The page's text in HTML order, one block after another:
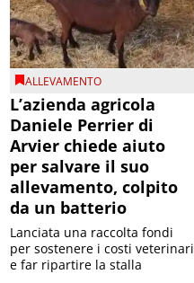
ALLEVAMENTO
L’azienda agricola
Daniele Perrier di
Arvier chiede aiuto
per salvare il suo
allevamento, colpito
da un batterio
Lanciata una raccolta fondi
per sostenere i costi veterinari
e far ripartire la stalla